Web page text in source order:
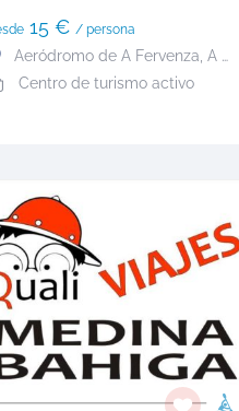
15 € / persona
Aeródromo de A Fervenza A Coruña
Centro de turismo activo